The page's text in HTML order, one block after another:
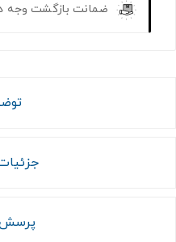
ضمانت بازگشت وجه